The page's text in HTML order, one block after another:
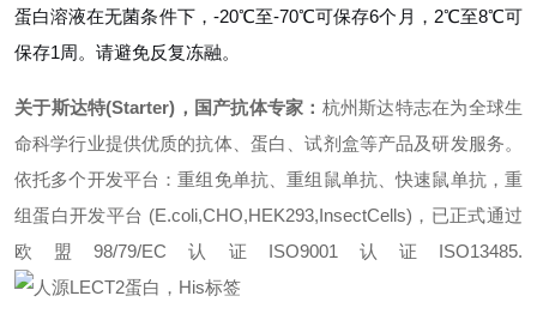
蛋白溶液在无菌条件下，-20℃至-70℃可保存6个月，2℃至8℃可
保存1周。请避免反复冻融。
关于斯达特(Starter)，国产抗体专家： 杭州斯达特志在为全球生
命科学行业提供优质的抗体、蛋白、试剂盒等产品及研发服务。
依托多个开发平台：重组免单抗、重组鼠单抗、快速鼠单抗，重
组蛋白开发平台 (E.coli,CHO,HEK293,InsectCells)，已正式通过
欧盟98/79/EC认证ISO9001认证ISO13485.